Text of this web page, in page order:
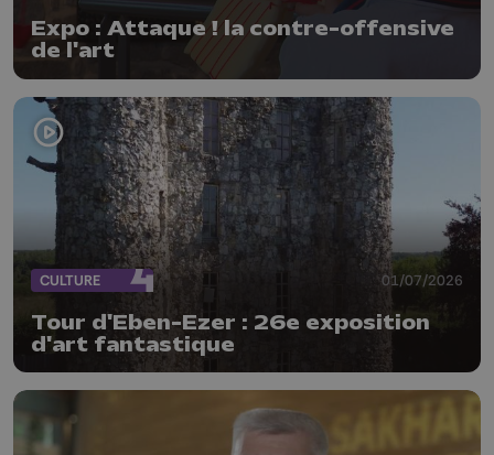
Expo : Attaque ! la contre-offensive
de l'art
CULTURE 01/07/2026
Tour d'Eben-Ezer : 26e exposition
d'art fantastique